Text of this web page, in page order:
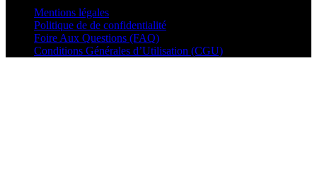
Mentions légales
Politique de de confidentialité
Foire Aux Questions (FAQ)
Conditions Générales d’Utilisation (CGU)